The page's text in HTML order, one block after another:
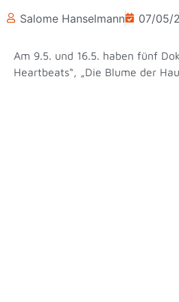
Salome Hanselmann 07/05/
Am 9.5. und 16.5. haben fünf
Heartbeats“, „Die Blume der